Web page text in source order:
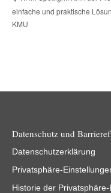
einfache und praktische
KMU
Datenschutz und
Datenschutzerklärung
Privatsphäre-
Historie der